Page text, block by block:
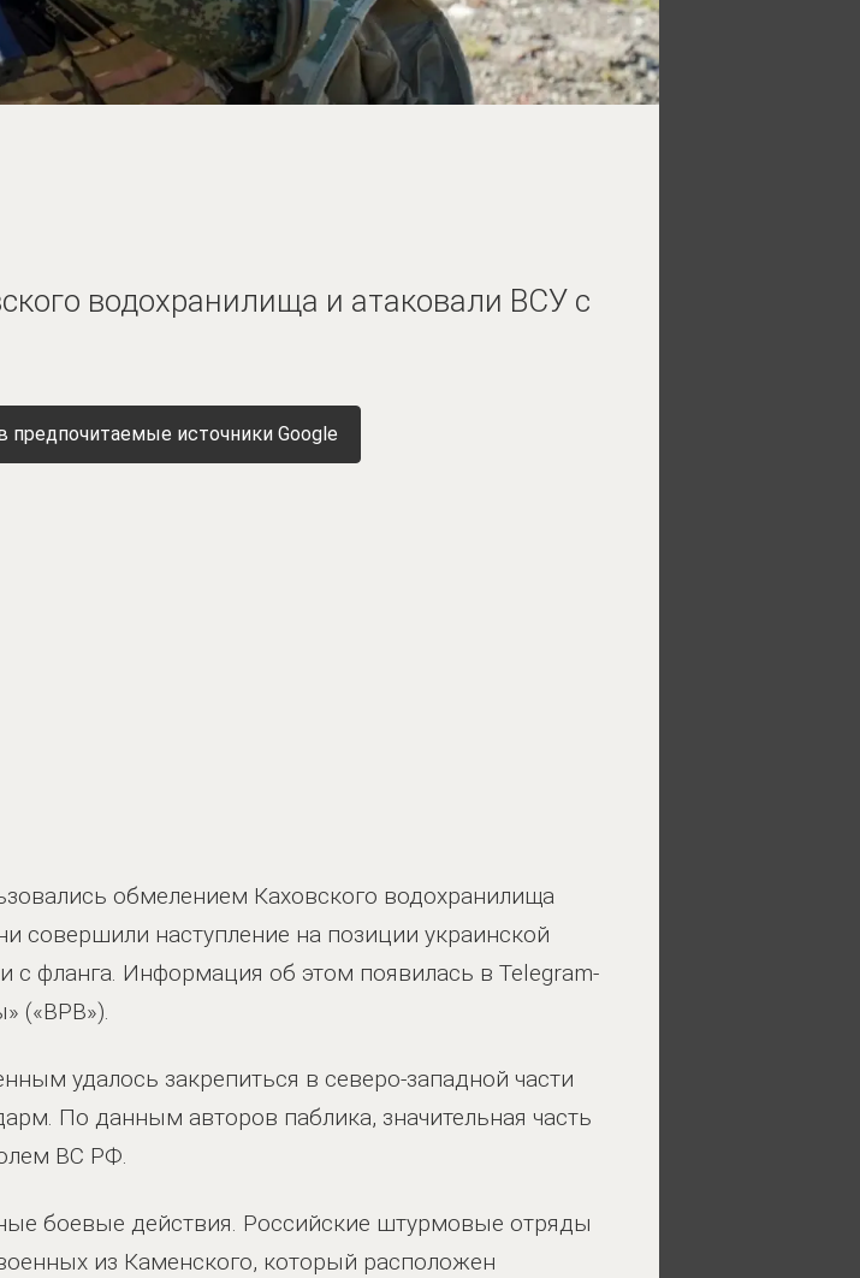
водохранилища и атаковали ВСУ с
источники Google
обмелением Каховского водохранилища
совершили наступление на позиции украинской
с фланга. Информация об этом появилась в Telegram-
(«ВРВ»).
удалось закрепиться в северо-западной части
По данным авторов паблика, значительная часть
ВС РФ.
боевые действия. Российские штурмовые отряды
из Каменского, который расположен